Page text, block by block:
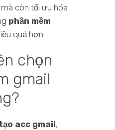
còn tối ưu hóa
phần mềm
quả hơn.
chọn
gmail
acc gmail,